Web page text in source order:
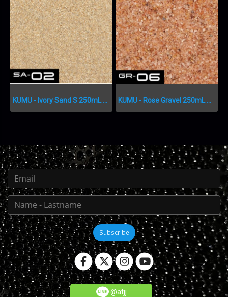
KUMU - Ivory Sand S 250mL SA-02 KUMU - Rose Gravel 250mL GR-06
Subscribe
@atjj